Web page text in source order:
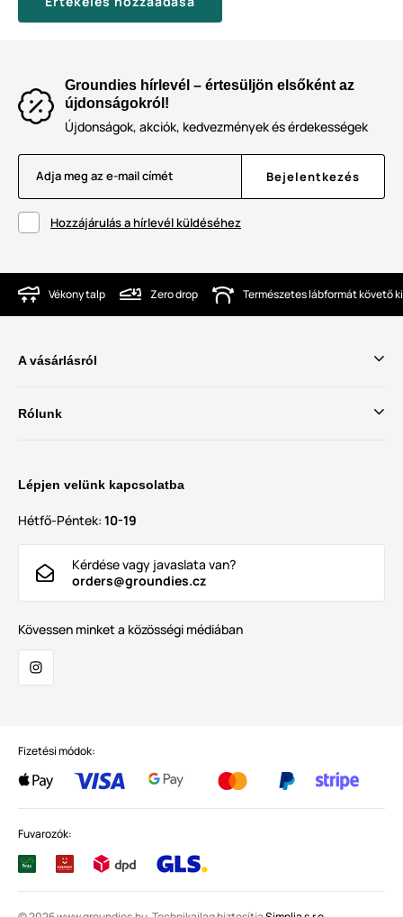
Groundies hírlevél – értesüljön elsőként az
újdonságokról!
Újdonságok, akciók, kedvezmények és érdekességek
Adja meg az e-mail címét Bejelentkezés
Hozzájárulás a hírlevél küldéséhez
Vékony talp Zero drop Természetes lábformát követő
A vásárlásról
Rólunk
Lépjen velünk kapcsolatba
Hétfő-Péntek: 10-19
Kérdése vagy javaslata van?
orders@groundies.cz
Kövessen minket a közösségi médiában
Fizetési módok:
Fuvarozók: